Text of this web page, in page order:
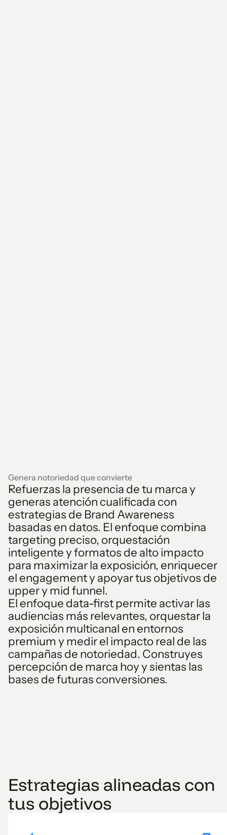
Genera notoriedad que convierte
Refuerzas la presencia de tu marca y
generas atención cualificada con
estrategias de Brand Awareness
basadas en datos. El enfoque combina
targeting preciso, orquestación
inteligente y formatos de alto impacto
para maximizar la exposición, enriquecer
el engagement y apoyar tus objetivos de
upper y mid funnel.
El enfoque data-first permite activar las
audiencias más relevantes, orquestar la
exposición multicanal en entornos
premium y medir el impacto real de las
campañas de notoriedad. Construyes
percepción de marca hoy y sientas las
bases de futuras conversiones.
Estrategias alineadas con
tus objetivos